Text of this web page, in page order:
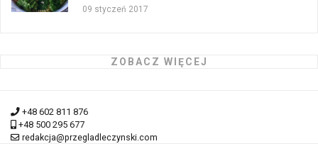
09 styczeń 2017
ZOBACZ WIĘCEJ
+48 602 811 876
+48 500 295 677
redakcja@przegladleczynski.com